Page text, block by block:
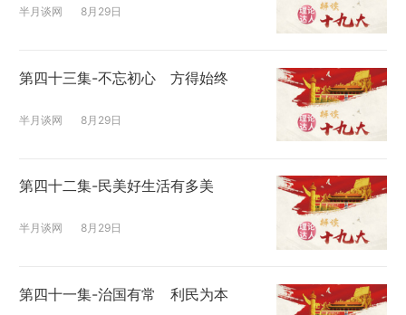
半月谈网 8月29日
第四十三集-不忘初心 方得始终
半月谈网 8月29日
第四十二集-民美好生活有多美
半月谈网 8月29日
第四十一集-治国有常 利民为本